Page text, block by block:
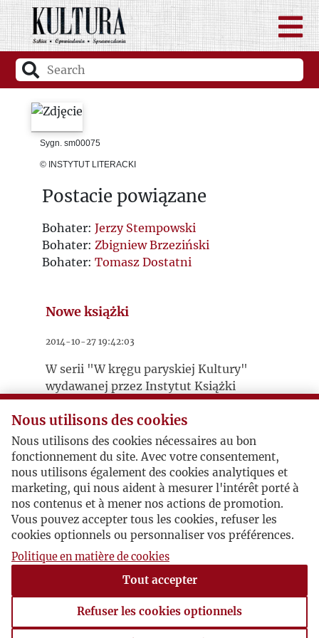
Sygn. sm00075
© INSTYTUT LITERACKI
Postacie powiązane
Bohater: Jerzy Stempowski
Bohater: Zbigniew Brzeziński
Bohater: Tomasz Dostatni
Nowe książki
2014-10-27 19:42:03
W serii "W kręgu paryskiej Kultury"
wydawanej przez Instytut Książki
ukazał kolejny tom. Po "Listach z
Wyspy" Juliusza Mieroszewskiego,
"Wracam z Polski" Aleksandra Janty
Połczyńskiego, wychodzi właśnie
"Agonia komunizmu" Zbigniewa
Brzezińskiego. Czekamy na
zapowiadane eseje i dzienniki podróży
"Po powodzi" Jerzego Stempowskiego i
na książkę o. Tomasza Dostatniego
"Kościół na łamach paryskiej Kultury, w
latach 1946-2000 ". która wyjdzie w
połowie przyszłego roku.
Książki mają być dostępne m.in. w
Nous utilisons des cookies
Nous utilisons des cookies nécessaires au bon
fonctionnement du site. Avec votre consentement,
nous utilisons également des cookies analytiques et
marketing, qui nous aident à mesurer l'intérêt porté à
nos contenus et à mener nos actions de promotion.
Vous pouvez accepter tous les cookies, refuser les
cookies optionnels ou personnaliser vos préférences.
Politique en matière de cookies
Tout accepter
Refuser les cookies optionnels